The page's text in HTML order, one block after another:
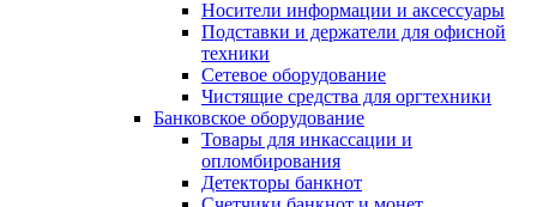
Носители информации и аксессуары
Подставки и держатели для офисной
техники
Сетевое оборудование
Чистящие средства для оргтехники
Банковское оборудование
Товары для инкассации и
опломбирования
Детекторы банкнот